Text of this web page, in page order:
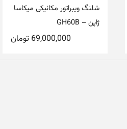
شلنگ ویبراتور مکانیکی میکاسا
ژاپن – GH60B
69,000,000 تومان